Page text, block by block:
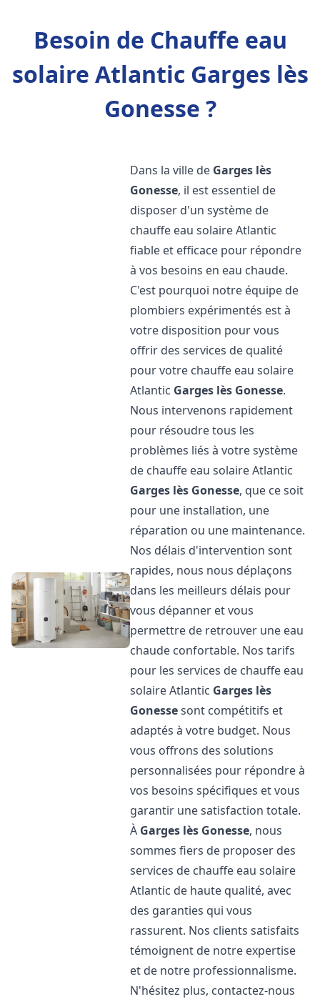
Besoin de Chauffe eau
solaire Atlantic Garges lès
Gonesse ?
Dans la ville de Garges lès
Gonesse, il est essentiel de
disposer d'un système de
chauffe eau solaire Atlantic
fiable et efficace pour répondre
à vos besoins en eau chaude.
C'est pourquoi notre équipe de
plombiers expérimentés est à
votre disposition pour vous
offrir des services de qualité
pour votre chauffe eau solaire
Atlantic Garges lès Gonesse.
Nous intervenons rapidement
pour résoudre tous les
problèmes liés à votre système
de chauffe eau solaire Atlantic
Garges lès Gonesse, que ce soit
pour une installation, une
réparation ou une maintenance.
Nos délais d'intervention sont
rapides, nous nous déplaçons
dans les meilleurs délais pour
vous dépanner et vous
permettre de retrouver une eau
chaude confortable. Nos tarifs
pour les services de chauffe eau
solaire Atlantic Garges lès
Gonessesont compétitifs et
adaptés à votre budget. Nous
vous offrons des solutions
personnalisées pour répondre à
vos besoins spécifiques et vous
garantir une satisfaction totale.
À Garges lès Gonesse, nous
sommes fiers de proposer des
services de chauffe eau solaire
Atlantic de haute qualité, avec
des garanties qui vous
rassurent. Nos clients satisfaits
témoignent de notre expertise
et de notre professionnalisme.
N'hésitez plus, contactez-nous